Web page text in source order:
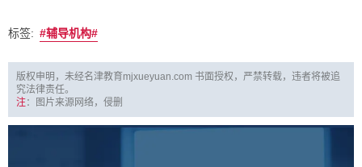
标签: 辅导机构
版权申明，未经名津教育mjxueyuan.com 书面授权，严禁转载，违者将被追
究法律责任。
注：图片来源网络，侵删